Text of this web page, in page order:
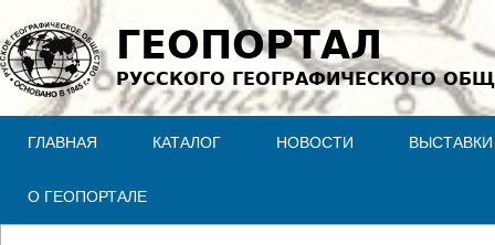
Jump to navigation
ГЕОПОРТАЛ
РУССКОГО ГЕОГРАФИЧЕСКОГО
ГЛАВНАЯ КАТАЛОГ НОВОСТИ ВЫСТАВКИ
О ГЕОПОРТАЛЕ